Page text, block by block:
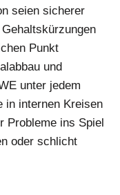
seien sicherer
Punkt
und
unter jedem
in internen Kreisen
Probleme ins Spiel
oder schlicht